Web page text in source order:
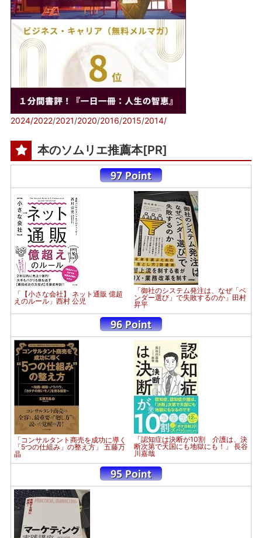
2024/2022/2021/2020/2016/2015/2014/
本のソムリエ推薦本[PR]
「【小さな会社】 ネット通販 億超
えのルール」西村 公児
「御社のシステム発注は、なぜ「ベ
ンダー選び」で失敗するのか」田村
昇平
「コンサルタント商売を成功に導く
「5つの仕組み」の整え方」 五藤万
晶
「認知症は決断が10割 介護は、決
断次第で天国にも地獄にも！」 長谷
川嘉哉